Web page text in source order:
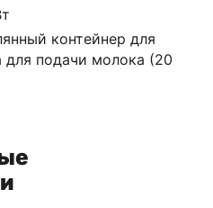
контейнер для
для подачи молока (20